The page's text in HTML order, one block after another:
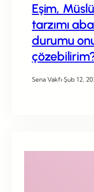
Eşim,
tarzımı
durumu
Sena Vakfı·Şub 12,